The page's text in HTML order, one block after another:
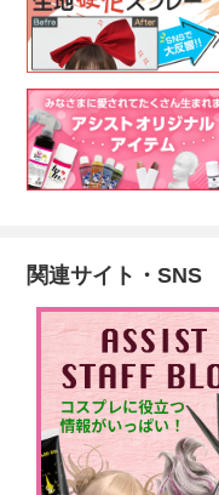
関連サイト・SNS